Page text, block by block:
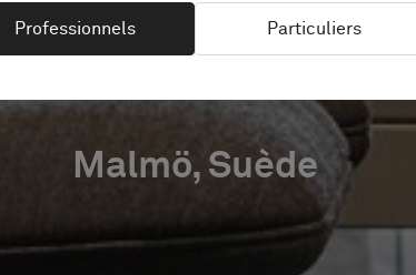
MALMÖ
Malmö, Suède
Professionnels Particuliers